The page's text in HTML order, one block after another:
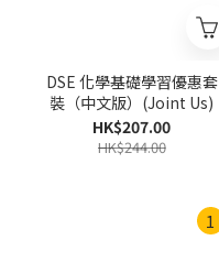
DSE 化學基礎學習優惠套
裝（中文版）(Joint Us)
HK$207.00
HK$244.00
1